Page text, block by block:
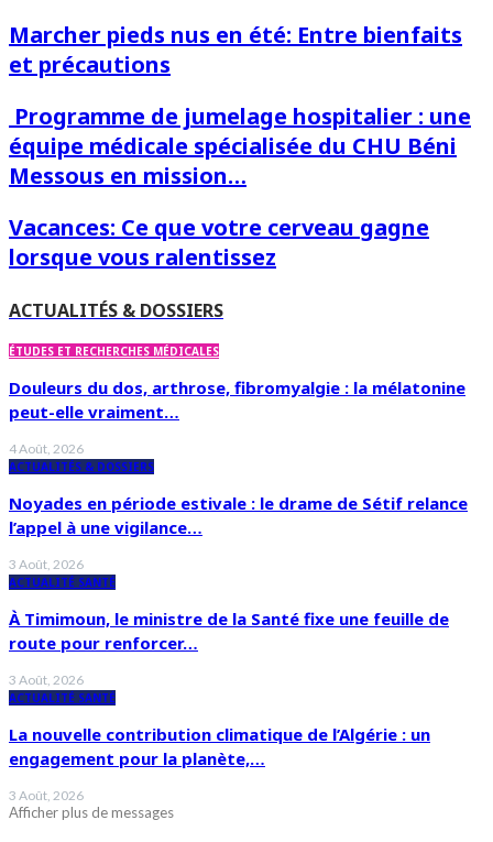
Marcher pieds nus en été: Entre bienfaits
et précautions
Programme de jumelage hospitalier : une
équipe médicale spécialisée du CHU Béni
Messous en mission…
Vacances: Ce que votre cerveau gagne
lorsque vous ralentissez
ACTUALITÉS & DOSSIERS
ÉTUDES ET RECHERCHES MÉDICALES
Douleurs du dos, arthrose, fibromyalgie : la mélatonine
peut-elle vraiment…
4 Août, 2026
ACTUALITÉS & DOSSIERS
Noyades en période estivale : le drame de Sétif relance
l’appel à une vigilance…
3 Août, 2026
ACTUALITÉ SANTÉ
À Timimoun, le ministre de la Santé fixe une feuille de
route pour renforcer…
3 Août, 2026
ACTUALITÉ SANTÉ
La nouvelle contribution climatique de l’Algérie : un
engagement pour la planète,…
3 Août, 2026
Afficher plus de messages